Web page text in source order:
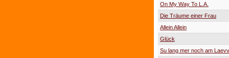
On My Way To L.A.
Die Träume einer Frau
Allein Allein
Glück
Su lang mer noch am